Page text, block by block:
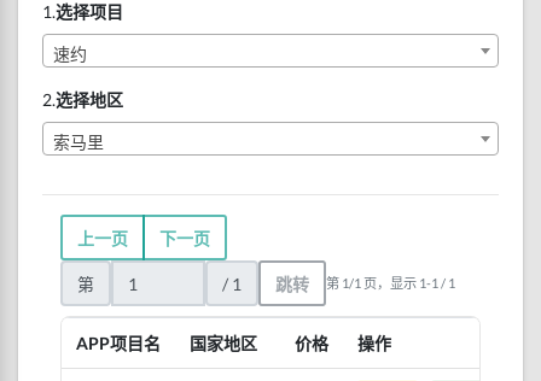
1.选择项目
速约
2.选择地区
索马里
上一页 下一页
第 / 1 跳转 第 1/1 页，显示 1-1 / 1
APP项目名 国家地区 价格 操作